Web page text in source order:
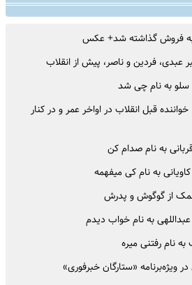
به فروش گذاشته شد+ عکس
عبدی، فردین و ناصر، پیش از انقلاب
سلو به نام چی شد
قبل انقلاب در اواخر عمر و در کنار
به نام صدام کن
به نام کی میفهمه
از گوگوش و پدرش
به نام خواب دیدم
نام رفتنی میره
ویژه‌برنامه «ستارگان خبرفوری»